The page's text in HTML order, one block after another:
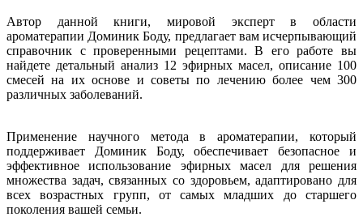
Автор данной книги, мировой эксперт в области
ароматерапии Доминик Боду, предлагает вам исчерпывающий
справочник с проверенными рецептами. В его работе вы
найдете детальный анализ 12 эфирных масел, описание 100
смесей на их основе и советы по лечению более чем 300
различных заболеваний.
Применение научного метода в ароматерапии, который
поддерживает Доминик Боду, обеспечивает безопасное и
эффективное использование эфирных масел для решения
множества задач, связанных со здоровьем, адаптировано для
всех возрастных групп, от самых младших до старшего
поколения вашей семьи.